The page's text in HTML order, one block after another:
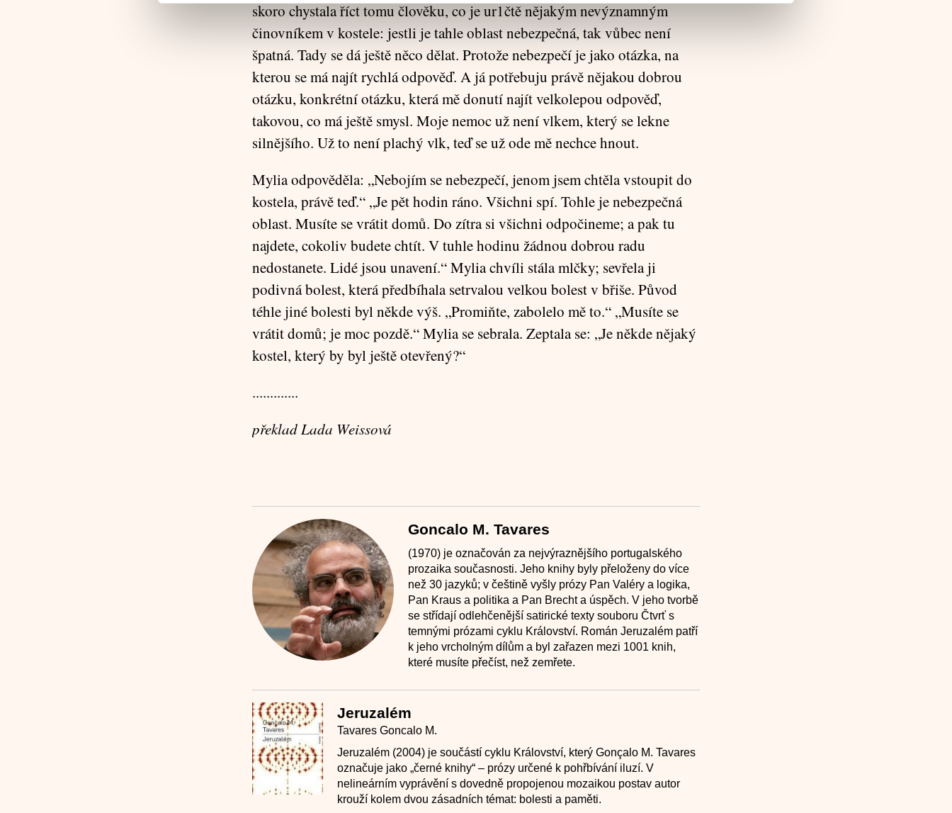
skoro chystala říct tomu člověku, co je ur1čtě nějakým nevýznamným
činovníkem v kostele: jestli je tahle oblast nebezpečná, tak vůbec není
špatná. Tady se dá ještě něco dělat. Protože nebezpečí je jako otázka, na
kterou se má najít rychlá odpověď. A já potřebuju právě nějakou dobrou
otázku, konkrétní otázku, která mě donutí najít velkolepou odpověď,
takovou, co má ještě smysl. Moje nemoc už není vlkem, který se lekne
silnějšího. Už to není plachý vlk, teď se už ode mě nechce hnout.
Mylia odpověděla: „Nebojím se nebezpečí, jenom jsem chtěla vstoupit do
kostela, právě teď.“ „Je pět hodin ráno. Všichni spí. Tohle je nebezpečná
oblast. Musíte se vrátit domů. Do zítra si všichni odpočineme; a pak tu
najdete, cokoliv budete chtít. V tuhle hodinu žádnou dobrou radu
nedostanete. Lidé jsou unavení.“ Mylia chvíli stála mlčky; sevřela ji
podivná bolest, která předbíhala setrvalou velkou bolest v břiše. Původ
téhle jiné bolesti byl někde výš. „Promiňte, zabolelo mě to.“ „Musíte se
vrátit domů; je moc pozdě.“ Mylia se sebrala. Zeptala se: „Je někde nějaký
kostel, který by byl ještě otevřený?“
.............
překlad Lada Weissová
Goncalo M. Tavares
(1970) je označován za nejvýraznějšího portugalského
prozaika současnosti. Jeho knihy byly přeloženy do více
než 30 jazyků; v češtině vyšly prózy Pan Valéry a logika,
Pan Kraus a politika a Pan Brecht a úspěch. V jeho tvorbě
se střídají odlehčenější satirické texty souboru Čtvrť s
temnými prózami cyklu Království. Román Jeruzalém patří
k jeho vrcholným dílům a byl zařazen mezi 1001 knih,
které musíte přečíst, než zemřete.
Jeruzalém
Tavares Goncalo M.
Jeruzalém (2004) je součástí cyklu Království, který Gonçalo M. Tavares
označuje jako „černé knihy“ – prózy určené k pohřbívání iluzí. V
nelineárním vyprávění s dovedně propojenou mozaikou postav autor
krouží kolem dvou zásadních témat: bolesti a paměti.